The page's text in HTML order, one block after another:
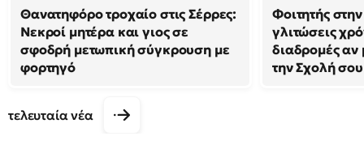
Θανατηφόρο τροχαίο στις Σέρρες:
Νεκροί μητέρα και γιος σε
σφοδρή μετωπική σύγκρουση με
φορτηγό
Φοιτητής
γλιτώσεις
διαδρομές αν
την Σχολή σου
τελευταία νέα